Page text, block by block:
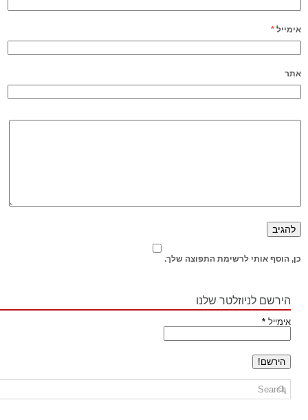
אימייל*
אתר
כן, הוסף אותי לרשימת התפוצה שלך.
הירשם לניוזלטר שלנו
אימייל*